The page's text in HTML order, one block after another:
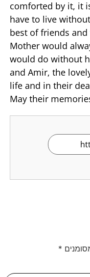
comforted by it, it
have to live
best of friends
Mother would
would do without
and Amir, the
life and in their
May their
*